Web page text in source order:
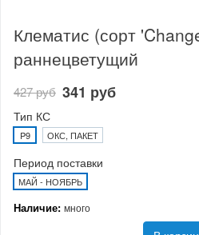
Клематис (сорт
раннецветущий
427 руб 341 руб
Тип КС
P9 ОКС, ПАКЕТ
Период поставки
МАЙ - НОЯБРЬ
Наличие: много